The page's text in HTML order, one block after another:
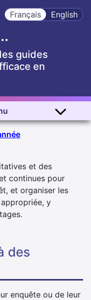
guides
en
Français English
et des
continues pour
et organiser les
y
enquête ou de leur